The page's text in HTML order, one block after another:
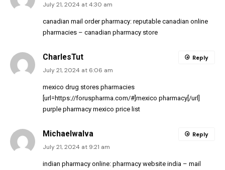
July 21, 2024 at 4:30 am
canadian mail order pharmacy: reputable canadian online
pharmacies – canadian pharmacy store
CharlesTut
July 21, 2024 at 6:06 am
mexico drug stores pharmacies
[url=https://foruspharma.com/#]mexico pharmacy[/url]
purple pharmacy mexico price list
Reply
MichaelwaIva
July 21, 2024 at 9:21 am
indian pharmacy online: pharmacy website india – mail
Reply